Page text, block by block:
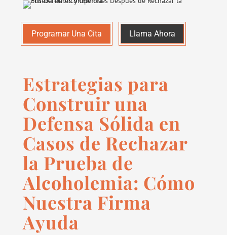
Programar Una Cita Llama Ahora
Estrategias para
Construir una
Defensa Sólida en
Casos de Rechazar
la Prueba de
Alcoholemia: Cómo
Nuestra Firma
Ayuda